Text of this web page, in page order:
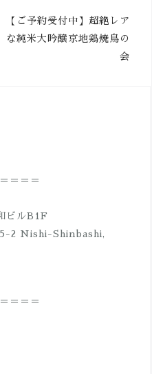
【ご予約受付中】超絶レア
な純米大吟醸京地鶏焼鳥の
会
＝＝＝
ビルB1F
2 Nishi-Shinbashi,
＝＝＝